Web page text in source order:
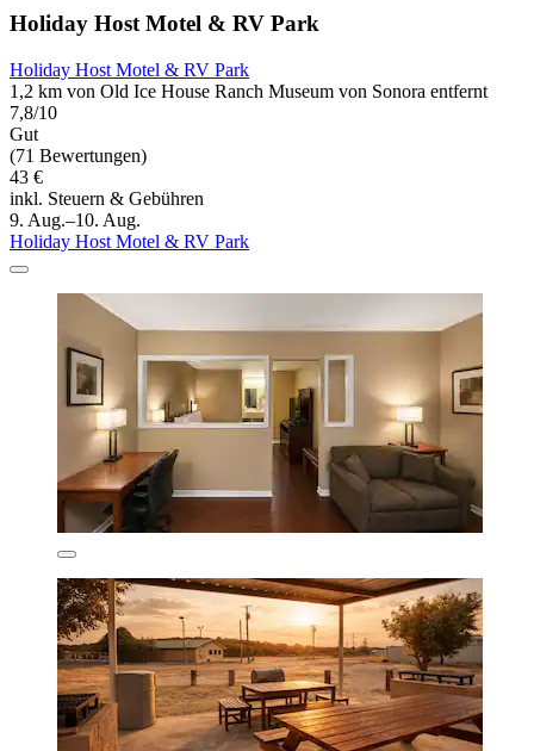
Holiday Host Motel & RV Park
Holiday Host Motel & RV Park
1,2 km von Old Ice House Ranch Museum von Sonora entfernt
7,8/10
Gut
(71 Bewertungen)
43 €
inkl. Steuern & Gebühren
9. Aug.–10. Aug.
Holiday Host Motel & RV Park